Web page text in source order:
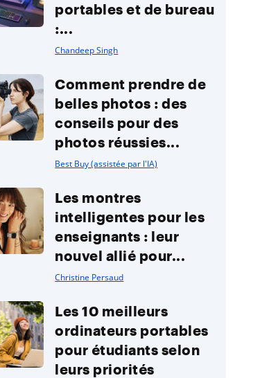
portables et de bureau
:...
Chandeep Singh
Comment prendre de
belles photos : des
conseils pour des
photos réussies...
Best Buy (assistée par l'IA)
Les montres
intelligentes pour les
enseignants : leur
nouvel allié pour...
Christine Persaud
Les 10 meilleurs
ordinateurs portables
pour étudiants selon
leurs priorités